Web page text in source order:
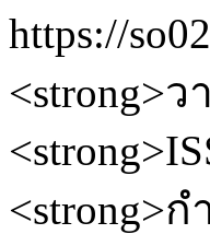
https://
<strong>
<strong>